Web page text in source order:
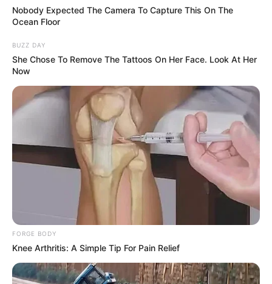
vásárolunk. A hétköznapokban szívesen főzök, így
– tette hozzá Nagy Feró, aki szerint az otthoni
főzés nemcsak gazdaságos, hanem kellemes
családi program is lehet.
Takarékosság a mindennapokban
Nobody Expected The Camera To Capture This On The
Ocean Floor
BUZZ DAY
She Chose To Remove The Tattoos On Her Face. Look At Her
Now
FORGE BODY
Knee Arthritis: A Simple Tip For Pain Relief